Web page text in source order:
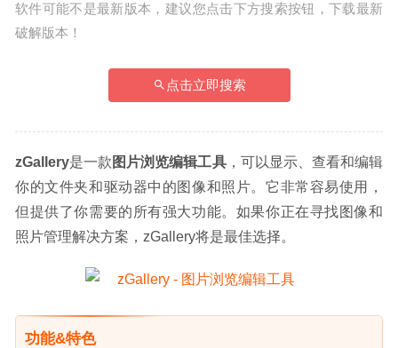
软件可能不是最新版本，建议您点击下方搜索按钮，下载最新
破解版本！
点击立即搜索
zGallery是一款 图片浏览编辑工具，可以显示、查看和编辑
你的文件夹和驱动器中的图像和照片。它非常容易使用，
但提供了你需要的所有强大功能。如果你正在寻找图像和
照片管理解决方案，zGallery将是最佳选择。
功能&特色